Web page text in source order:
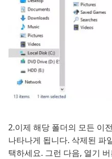
2.이제 해당 폴더의 모든 이
나타나게 됩니다. 삭제된 파
택하세요. 그런 다음, 열기